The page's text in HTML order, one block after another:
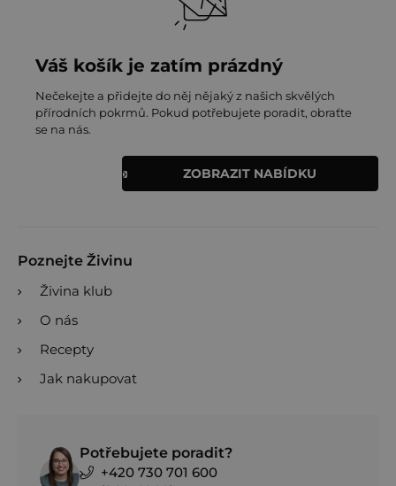
Váš košík je zatím prázdný
Nečekejte a přidejte do něj nějaký z našich skvělých
přírodních pokrmů. Pokud potřebujete poradit, obraťte
se na nás.
ZOBRAZIT NABÍDKU
Poznejte Živinu
Živina klub
O nás
Recepty
Jak nakupovat
Potřebujete poradit?
+420 730 701 600